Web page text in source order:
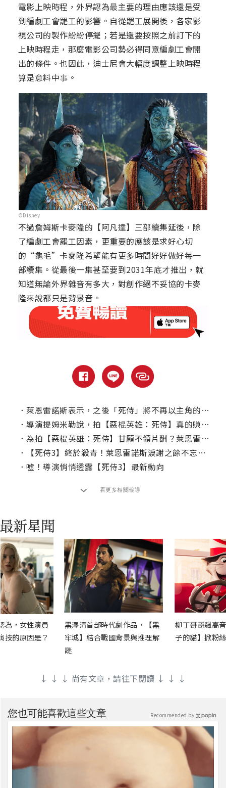
電影上映時程，外界認為最主要的理由應該還是受
到編劇工會罷工的影響。自從罷工展開後，各家影
視公司的製作紛紛停擺；若是還要按照之前訂下的
上映時程走，那麼電影公司勢必得同意編劇工會開
出的條件。也因此，迪士尼會大幅度調整上映時程
算是意料中事。
©Disney
不過詹姆斯卡麥隆的【阿凡達】三部續集延後，除
了編劇工會罷工因素，更重要的應該是求好心切
的“龜毛”卡麥隆希望能有更多時間好好做好每一
部續集。從最後一集甚至要到2031年底才推出，就
知道無論外界雜音有多大，對創作絕不妥協的卡麥
隆來說都只是背景音。
． 萊恩雷諾斯表示，之後「死侍」將不再以主角的身分出現？
． 導演提姆米勒說，拍【惡棍英雄：死侍】真的賺得不多！
． 為拍【惡棍英雄：死侍】甘願不領片酬？萊恩雷諾斯曝草創心情
．
【死侍3】終於殺青！萊恩雷諾斯淚謝之餘不忘搞笑
． 噓！導演悄悄透露【死侍3】最新動向
看更多相關報導
為，女性演員
技的原因是？
黑澤清首部時代劇作品，【黑
牢城】結合戰國背景與推理解
謎
柳丁哥哥飆高
子的貓】掀粉
↓ ↓ ↓ 尚有文章，請往下閱讀 ↓ ↓ ↓
您也可能喜歡這些文章 Recommended by